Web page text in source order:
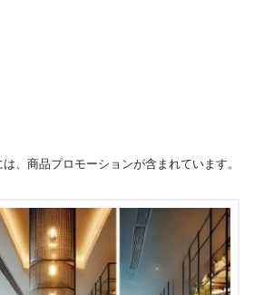
、商品プロモーションが含まれています。